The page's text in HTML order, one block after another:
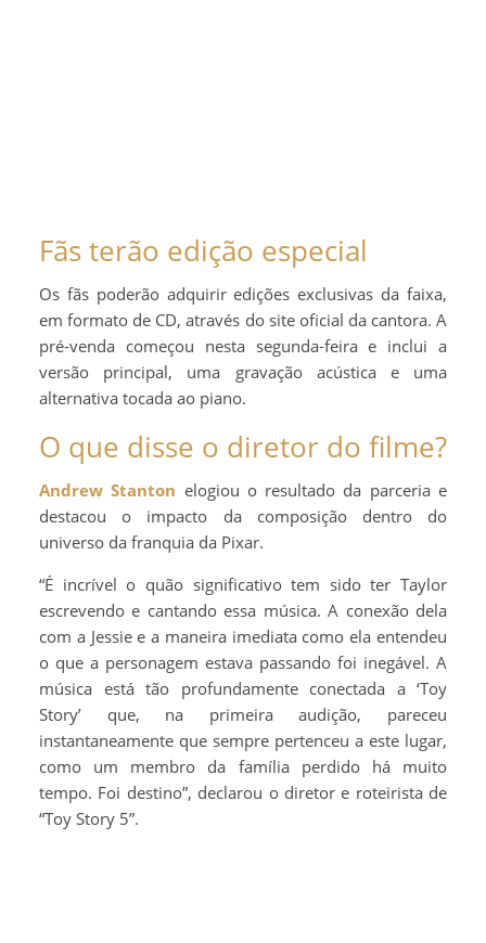
Fãs terão edição especial
Os fãs poderão adquirir edições exclusivas da faixa,
em formato de CD, através do site oficial da cantora. A
pré-venda começou nesta segunda-feira e inclui a
versão principal, uma gravação acústica e uma
alternativa tocada ao piano.
O que disse o diretor do filme?
Andrew Stanton elogiou o resultado da parceria e
destacou o impacto da composição dentro do
universo da franquia da Pixar.
“É incrível o quão significativo tem sido ter Taylor
escrevendo e cantando essa música. A conexão dela
com a Jessie e a maneira imediata como ela entendeu
o que a personagem estava passando foi inegável. A
música está tão profundamente conectada a ‘Toy
Story’ que, na primeira audição, pareceu
instantaneamente que sempre pertenceu a este lugar,
como um membro da família perdido há muito
tempo. Foi destino”, declarou o diretor e roteirista de
“Toy Story 5”.